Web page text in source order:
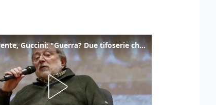
Medio Oriente, Guccini: "Guerra? Due tifoserie che si urlano contro e dimenticano vittime"